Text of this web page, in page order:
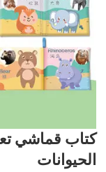
كتاب قماشي
الحيوانات